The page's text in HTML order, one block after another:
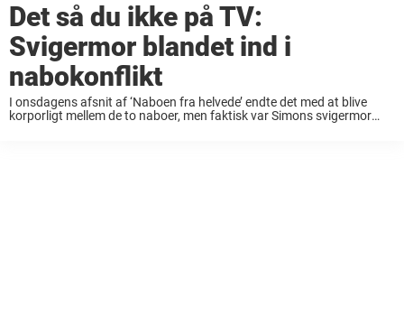
Det så du ikke på TV:
Svigermor blandet ind i
nabokonflikt
I onsdagens afsnit af ‘Naboen fra helvede’ endte det med at blive
korporligt mellem de to naboer, men faktisk var Simons svigermor